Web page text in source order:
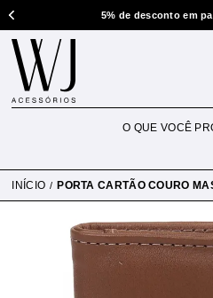
5% de desconto em
INÍCIO PORTA CARTÃO COURO